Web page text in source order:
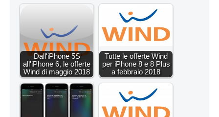
Dall'iPhone 5S
all'iPhone 6, le offerte
Wind di maggio 2018
Tutte le offerte Wind
per iPhone 8 e 8 Plus
a febbraio 2018